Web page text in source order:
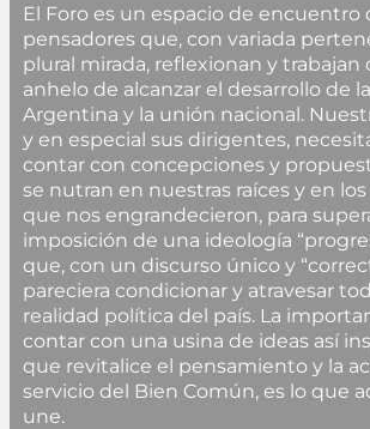
El Foro es un espacio de encuentro
pensadores que, con variada
plural mirada, reflexionan y trabajan
anhelo de alcanzar el desarrollo de la
Argentina y la unión nacional.
y en especial sus dirigentes,
contar con concepciones y
se nutran en nuestras raíces y en
que nos engrandecieron, para
imposición de una ideología
que, con un discurso único y
pareciera condicionar y atravesar
realidad política del país. La
contar con una usina de ideas así
que revitalice el pensamiento y la
servicio del Bien Común, es lo que
une.